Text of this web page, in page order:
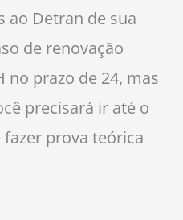
ao Detran de sua
de renovação
no prazo de 24, mas
precisará ir até o
prova teórica